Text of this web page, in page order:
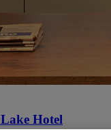
Hotel